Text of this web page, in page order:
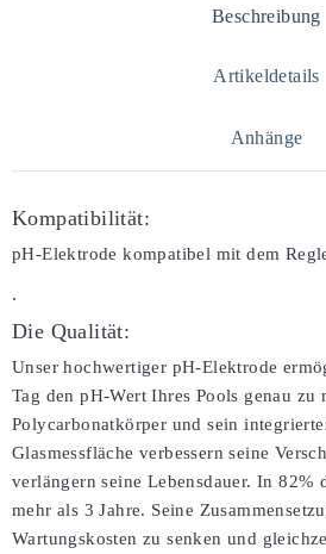
Beschreibung
Artikeldetails
Anhänge
Kompatibilität:
pH-Elektrode kompatibel mit dem
.
Die Qualität:
Unser hochwertiger pH-Elektrode
Tag den pH-Wert Ihres Pools genau zu
Polycarbonatkörper und sein
Glasmessfläche verbessern seine
verlängern seine Lebensdauer. In 82%
mehr als 3 Jahre. Seine
Wartungskosten zu senken und